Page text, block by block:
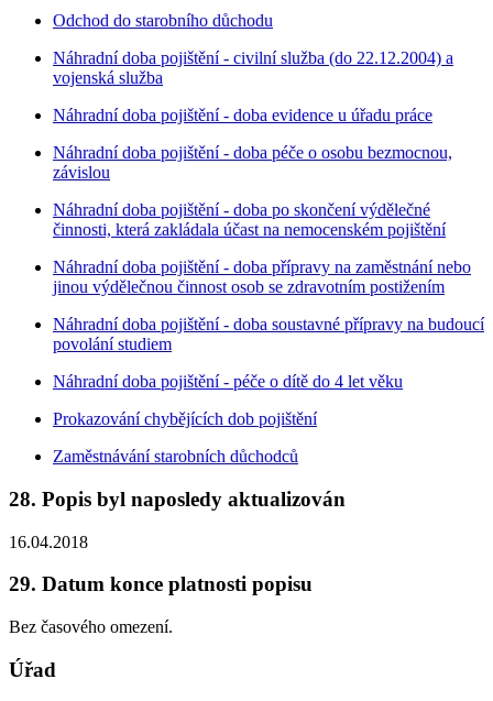
Odchod do starobního důchodu
Náhradní doba pojištění - civilní služba (do 22.12.2004) a
vojenská služba
Náhradní doba pojištění - doba evidence u úřadu práce
Náhradní doba pojištění - doba péče o osobu bezmocnou,
závislou
Náhradní doba pojištění - doba po skončení výdělečné
činnosti, která zakládala účast na nemocenském pojištění
Náhradní doba pojištění - doba přípravy na zaměstnání nebo
jinou výdělečnou činnost osob se zdravotním postižením
Náhradní doba pojištění - doba soustavné přípravy na budoucí
povolání studiem
Náhradní doba pojištění - péče o dítě do 4 let věku
Prokazování chybějících dob pojištění
Zaměstnávání starobních důchodců
28. Popis byl naposledy aktualizován
16.04.2018
29. Datum konce platnosti popisu
Bez časového omezení.
Úřad